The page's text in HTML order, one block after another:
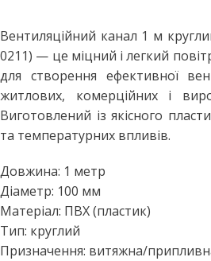
Вентиляційний канал 1 м
0211) — це міцний і легкий
для створення ефективної
житлових, комерційних і
Виготовлений із якісного
та температурних впливів.
Довжина: 1 метр
Діаметр: 100 мм
Матеріал: ПВХ (пластик)
Тип: круглий
Призначення: витяжна/